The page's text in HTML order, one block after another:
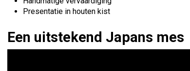
Presentatie in houten kist
Een uitstekend Japans mes